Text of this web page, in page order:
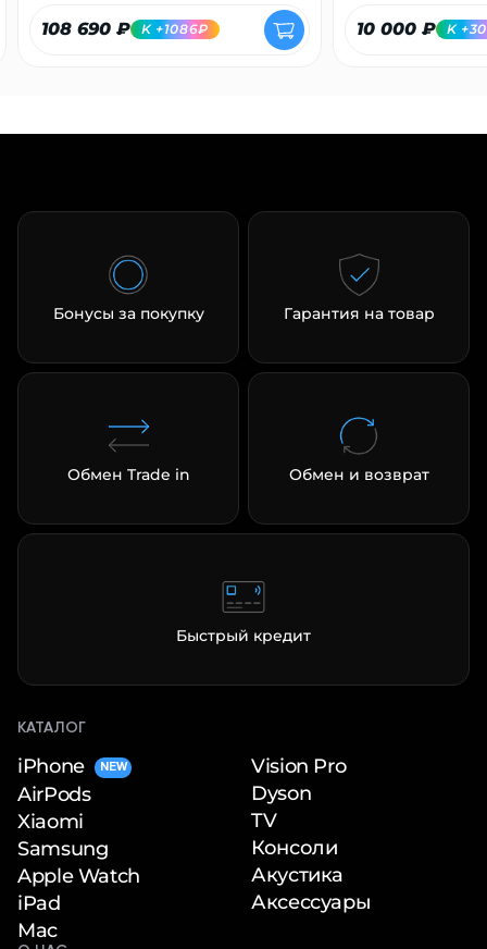
108 690 ₽ K +1086₽ 10 000 ₽ K
Бонусы за покупку Гарантия на товар
Обмен Trade in Обмен и возврат
Быстрый кредит
КАТАЛОГ
iPhone NEW
AirPods
Xiaomi
Samsung
Apple Watch
iPad
Mac
Vision Pro
Dyson
TV
Консоли
Акустика
Аксессуары